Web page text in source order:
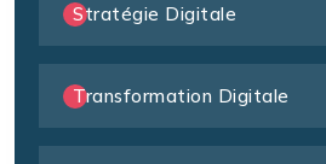
Stratégie Digitale
Transformation Digitale